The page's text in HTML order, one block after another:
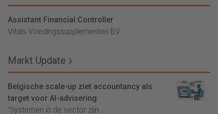
Assistant Financial Controller
Vitals Voedingssupplementen BV
Markt Update
Belgische scale-up ziet accountancy als
target voor AI-advisering
'Systemen in de sector zijn...